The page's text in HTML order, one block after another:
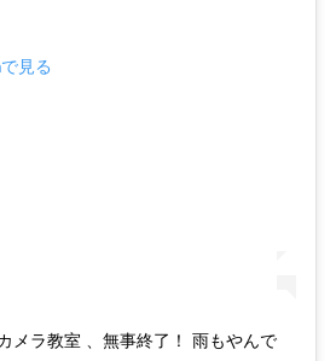
見る
メラ教室 、無事終了！ 雨もやんで